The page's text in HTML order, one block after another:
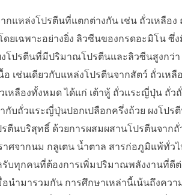
กแหล่งโปรตีนที่แตกต่างกัน เช่น ถั่วเหลือ
ยเฉพาะอย่างยิ่ง ลิวซีนของกรดอะมิโน ซึ่
โปรตีนที่มีปริมาณโปรตีนและลิวซีนสูงกว่
เช่นเดียวกับแหล่งโปรตีนจากสัตว์ ถั่วเห
เหลืองทั้งหมด ได้แก่ เต้าหู้ ถั่วแระญี่ปุ่น ถั่ว
กับถั่วแระญี่ปุ่นปอกเปลือกครึ่งถ้วย ผงโปร
ตีนบริสุทธิ์ ด้วยการผสมผสานโปรตีนจาก
าศจากนม กลูเตน น้ำตาล สารก่อภูมิแพ้ทั่ว
รับทุกคนที่ต้องการเพิ่มปริมาณพลังงานที่ดี
นำมารวมกัน การศึกษาเหล่านี้เน้นถึงค